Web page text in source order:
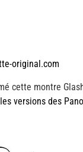
original.com
cette montre
versions des